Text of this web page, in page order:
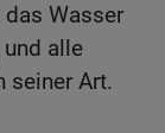
Wasser
alle
seiner Art.